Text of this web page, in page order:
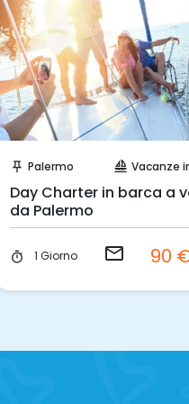
push_pin Palermo sailing Vacanze in
Day Charter in barca a
da Palermo
timer 1 Giorno email 90